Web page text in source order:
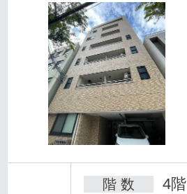
階 数 4階